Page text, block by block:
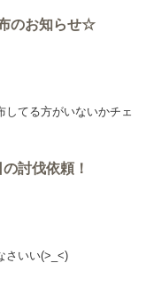
のお知らせ☆
てる方がいないかチェ
討伐依頼！
さいい(>_<)